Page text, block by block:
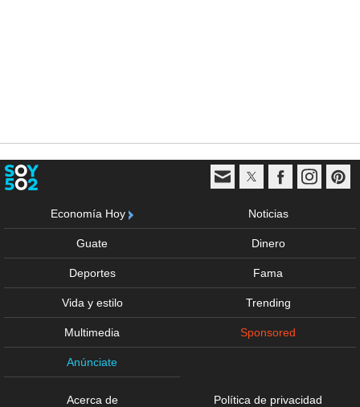
Economía Hoy Noticias
Guate Dinero
Deportes Fama
Vida y estilo Trending
Multimedia Sponsored
Anúnciate
Acerca de Política de privacidad